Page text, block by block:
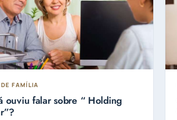
FAMÍLIA
ouviu falar sobre “ Holding